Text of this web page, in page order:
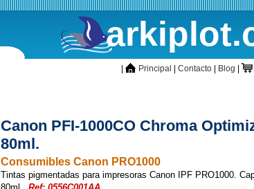
inicioPrincipal Contacto Blog
Canon PFI-1000CO Chroma
80ml.
Consumibles Canon PRO1000
Tintas pigmentadas para impresoras Canon IPF PRO1000.